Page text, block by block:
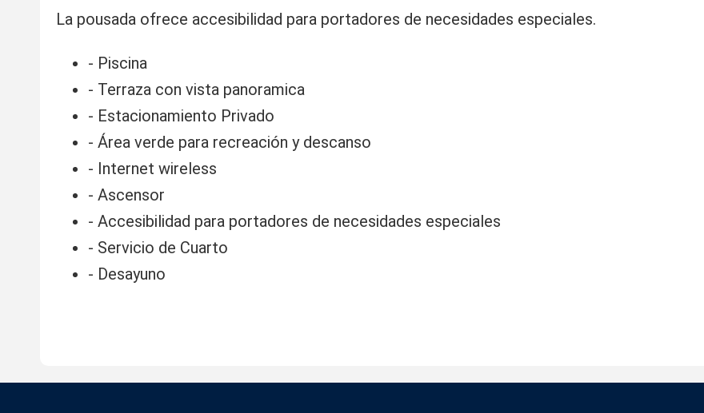
La pousada ofrece accesibilidad para portadores de necesidades especiales.
- Piscina
- Terraza con vista panoramica
- Estacionamiento Privado
- Área verde para recreación y descanso
- Internet wireless
- Ascensor
- Accesibilidad para portadores de necesidades especiales
- Servicio de Cuarto
- Desayuno